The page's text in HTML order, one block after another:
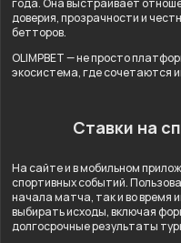
года. Она выстраивает
доверия, прозрачности и
бетторов.
OLIMPBET — не просто
экосистема, где сочетаются
Ставки на
На сайте и в мобильном
спортивных событий.
начала матча, так и во время
выбирать исходы, включая
долгосрочные результаты